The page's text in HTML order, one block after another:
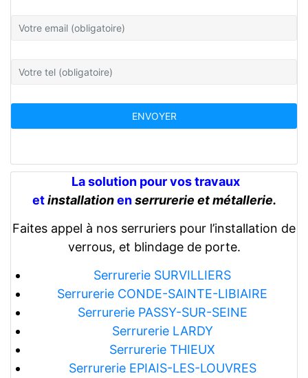
La solution pour vos travaux
etinstallationenserrurerie et métallerie.
Faites appel à nos serruriers pour l’installation de
verrous, et blindage de porte.
Serrurerie SURVILLIERS
Serrurerie CONDE-SAINTE-LIBIAIRE
Serrurerie PASSY-SUR-SEINE
Serrurerie LARDY
Serrurerie THIEUX
Serrurerie EPIAIS-LES-LOUVRES